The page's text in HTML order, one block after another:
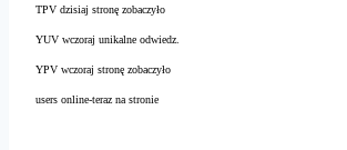
TPV dzisiaj stronę zobaczyło
YUV wczoraj unikalne odwiedz.
YPV wczoraj stronę zobaczyło
users online-teraz na stronie